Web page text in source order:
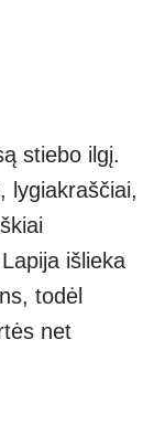
stiebo ilgį.
lygiakraščiai,
išlieka
todėl
net